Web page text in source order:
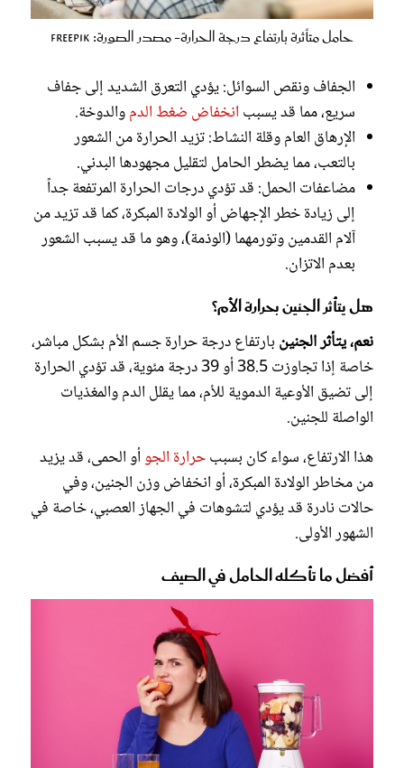
حامل متأثرة بارتفاع درجة الحرارة- مصدر الصورة: Freepik
الجفاف ونقص السوائل: يؤدي التعرق الشديد إلى جفاف
سريع، مما قد يسبب انخفاض ضغط الدموالدوخة.
الإرهاق العام وقلة النشاط: تزيد الحرارة من الشعور
بالتعب، مما يضطر الحامل لتقليل مجهودها البدني.
مضاعفات الحمل: قد تؤدي درجات الحرارة المرتفعة جداً
إلى زيادة خطر الإجهاض أو الولادة المبكرة، كما قد تزيد من
آلام القدمين وتورمهما (الوذمة)، وهو ما قد يسبب الشعور
بعدم الاتزان.
هل يتأثر الجنين بحرارة الأم؟
نعم، يتأثر الجنين بارتفاع درجة حرارة جسم الأم بشكل مباشر،
خاصة إذا تجاوزت 38.5 أو 39 درجة مئوية، قد تؤدي الحرارة
إلى تضيق الأوعية الدموية للأم، مما يقلل الدم والمغذيات
الواصلة للجنين.
هذا الارتفاع، سواء كان بسببحرارة الجوأو الحمى، قد يزيد
من مخاطر الولادة المبكرة، أو انخفاض وزن الجنين، وفي
حالات نادرة قد يؤدي لتشوهات في الجهاز العصبي، خاصة في
الشهور الأولى.
أفضل ما تأكله الحامل في الصيف